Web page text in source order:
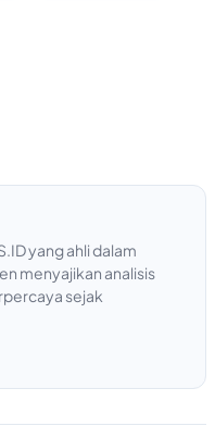
yang ahli dalam
menyajikan analisis
sejak